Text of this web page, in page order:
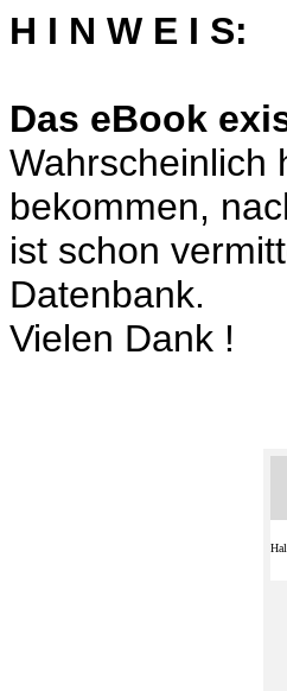
H I N W E I S:
Das eBook
Wahrscheinlich
bekommen,
ist schon
Datenbank.
Vielen Dank !